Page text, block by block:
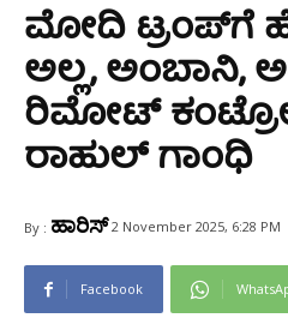
ಮೋದಿ ಟ್ರಂಪ್‌ಗೆ
ಅಲ್ಲ, ಅಂಬಾನಿ,
ರಿಮೋಟ್
ರಾಹುಲ್ ಗಾಂಧಿ
By : ಹಾರಿಸ್ 2 November 2025, 6:28 PM
Facebook